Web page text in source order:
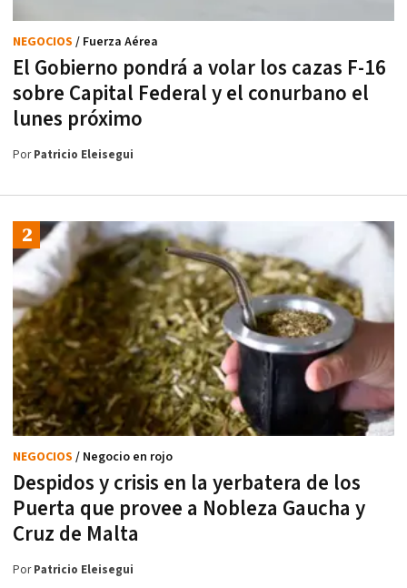
El Gobierno pondrá a volar los cazas F-16
sobre Capital Federal y el conurbano el
lunes próximo
NEGOCIOS / Fuerza Aérea
PorPatricio Eleisegui
Despidos y crisis en la yerbatera de los
Puerta que provee a Nobleza Gaucha y
Cruz de Malta
NEGOCIOS / Negocio en rojo
PorPatricio Eleisegui